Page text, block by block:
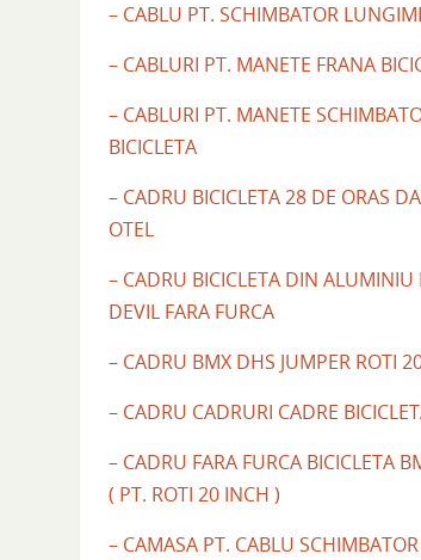
– CABLU PT. SCHIMBATOR
– CABLURI PT. MANETE FRANA
– CABLURI PT. MANETE
BICICLETA
– CADRU BICICLETA 28 DE ORAS
OTEL
– CADRU BICICLETA DIN ALUMINIU
DEVIL FARA FURCA
– CADRU BMX DHS JUMPER ROTI
– CADRU CADRURI CADRE
– CADRU FARA FURCA BICICLETA
( PT. ROTI 20 INCH )
– CAMASA PT. CABLU